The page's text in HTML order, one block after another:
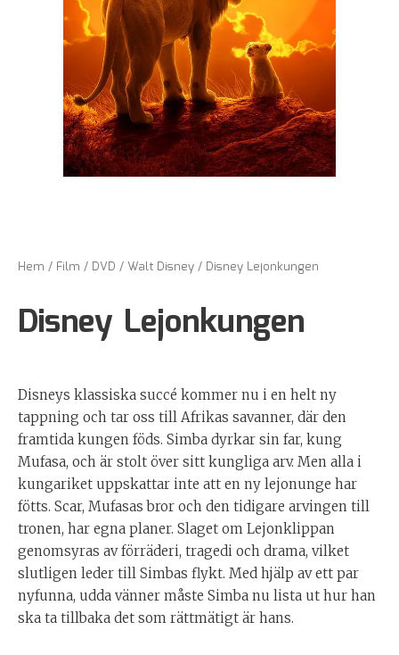
Hem / Film / DVD /Walt Disney/ Disney Lejonkungen
Disney Lejonkungen
Disneys klassiska succé kommer nu i en helt ny
tappning och tar oss till Afrikas savanner, där den
framtida kungen föds. Simba dyrkar sin far, kung
Mufasa, och är stolt över sitt kungliga arv. Men alla i
kungariket uppskattar inte att en ny lejonunge har
fötts. Scar, Mufasas bror och den tidigare arvingen till
tronen, har egna planer. Slaget om Lejonklippan
genomsyras av förräderi, tragedi och drama, vilket
slutligen leder till Simbas flykt. Med hjälp av ett par
nyfunna, udda vänner måste Simba nu lista ut hur han
ska ta tillbaka det som rättmätigt är hans.